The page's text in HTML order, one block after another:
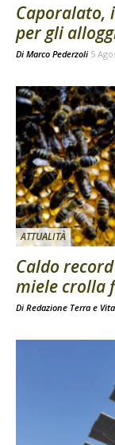
Caporalato,
per gli
Di Marco Pederzoli 5
ATTUALITÀ
Caldo
miele crolla
Di Redazione Terra e Vita